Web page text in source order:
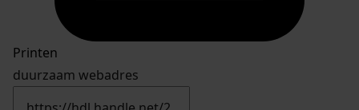
Printen
duurzaam webadres